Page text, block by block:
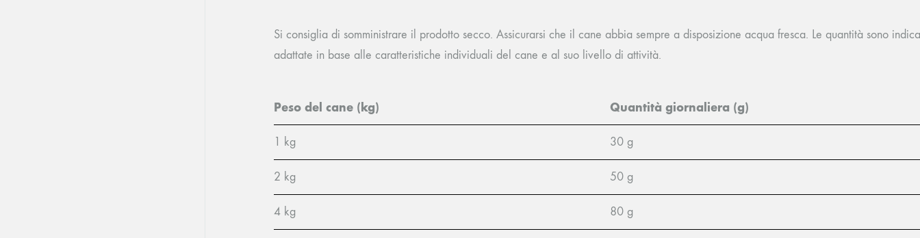
Si consiglia di somministrare il prodotto secco. Assicurarsi che il cane abbia sempre a disposizione acqua fresca. Le quantità sono
adattate in base alle caratteristiche individuali del cane e al suo livello di attività.
Peso del cane (kg) Quantità giornaliera (g)
1 kg 30 g
2 kg 50 g
4 kg 80 g